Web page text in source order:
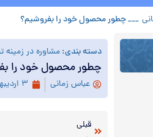
___ چطور محصول خود را بفروشیم؟
دسته بندی:مشاوره در زمینه
چطور محصول خود را
عباس زمانی ۳ اردیبهشت ۱۳۹۵
قبلی